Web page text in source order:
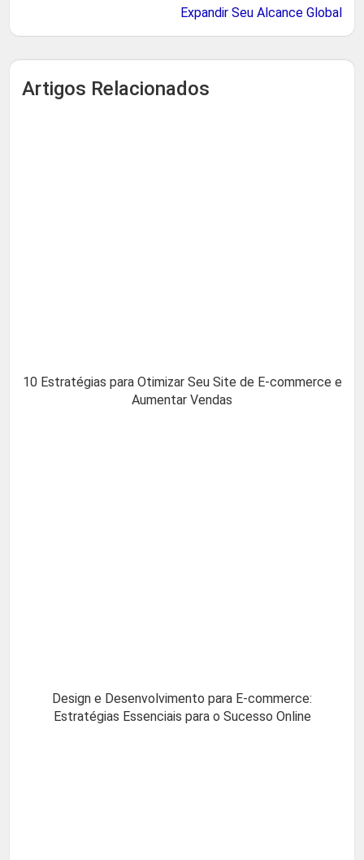
Expandir Seu Alcance Global
Artigos Relacionados
10 Estratégias para Otimizar Seu Site de E-commerce e
Aumentar Vendas
Design e Desenvolvimento para E-commerce:
Estratégias Essenciais para o Sucesso Online